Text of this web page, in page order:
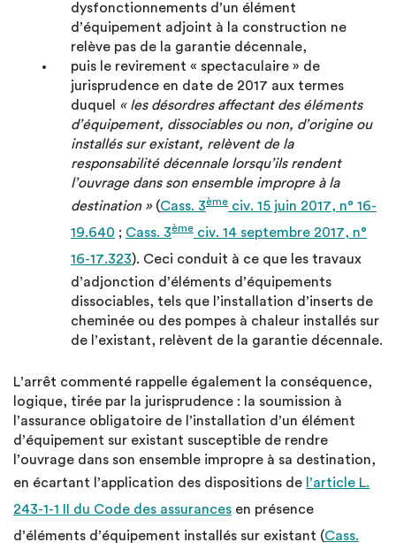
dysfonctionnements d’un élément
d’équipement adjoint à la construction ne
relève pas de la garantie décennale,
puis le revirement « spectaculaire » de
jurisprudence en date de 2017 aux termes
duquel « les désordres affectant des éléments
d’équipement, dissociables ou non, d’origine ou
installés sur existant, relèvent de la
responsabilité décennale lorsqu’ils rendent
l’ouvrage dans son ensemble impropre à la
destination » (Cass. 3ème civ. 15 juin 2017, n° 16-
19.640 ; Cass. 3ème civ. 14 septembre 2017, n°
16-17.323). Ceci conduit à ce que les travaux
d’adjonction d’éléments d’équipements
dissociables, tels que l’installation d’inserts de
cheminée ou des pompes à chaleur installés sur
de l’existant, relèvent de la garantie décennale.
L’arrêt commenté rappelle également la conséquence,
logique, tirée par la jurisprudence : la soumission à
l’assurance obligatoire de l’installation d’un élément
d’équipement sur existant susceptible de rendre
l’ouvrage dans son ensemble impropre à sa destination,
en écartant l’application des dispositions de l’article L.
243-1-1 II du Code des assurances en présence
d’éléments d’équipement installés sur existant (Cass.